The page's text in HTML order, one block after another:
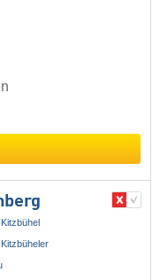
Kitzbühel
Kitzbüheler